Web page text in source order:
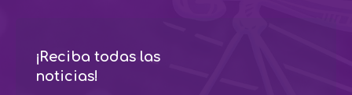
¡Reciba todas las
noticias!